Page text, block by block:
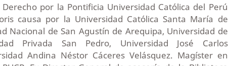
por la Pontiﬁcia Universidad Católica del Perú
causa por la Universidad Católica Santa María de
Nacional de San Agustín de Arequipa, Universidad de
Privada San Pedro, Universidad José Carlos
Andina Néstor Cáceres Velásquez. Magíster en